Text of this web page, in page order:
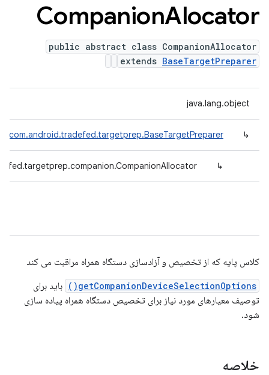
CompanionAlocator
public abstract class CompanionAllocator
extends BaseTargetPreparer
java.lang.object
↳
com.android.tradefed.targetprep.BaseTargetPreparer
↳
کلاس پایه که از تخصیص و آزادسازی دستگاه همراه مراقبت می کند
getCompanionDeviceSelectionOptions()
باید برای
توصیف معیارهای مورد نیاز برای تخصیص دستگاه همراه پیاده سازی
شود.
خلاصه